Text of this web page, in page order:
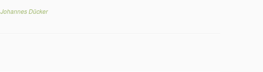
Johannes Dücker